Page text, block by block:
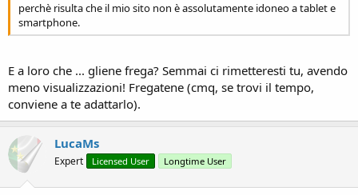
perchè risulta che il mio sito non è assolutamente idoneo a tablet e
smartphone.
E a loro che ... gliene frega? Semmai ci rimetteresti tu, avendo
meno visualizzazioni! Fregatene (cmq, se trovi il tempo,
conviene a te adattarlo).
LucaMs
Expert Licensed User Longtime User